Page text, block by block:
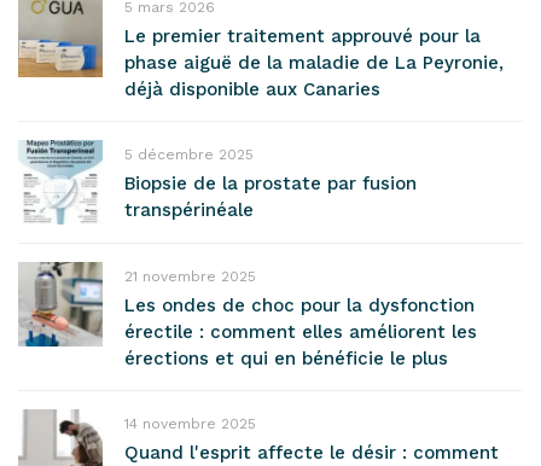
5 mars 2026
Le premier traitement approuvé pour la
phase aiguë de la maladie de La Peyronie,
déjà disponible aux Canaries
5 décembre 2025
Biopsie de la prostate par fusion
transpérinéale
21 novembre 2025
Les ondes de choc pour la dysfonction
érectile : comment elles améliorent les
érections et qui en bénéficie le plus
14 novembre 2025
Quand l'esprit affecte le désir : comment